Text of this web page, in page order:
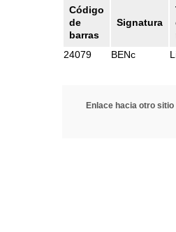
Código
de
barras
Signatura
24079
BENc
Enlace hacia otro sitio